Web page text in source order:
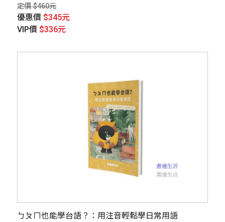
定價 $460元
優惠價 $345元
VIP價 $336元
ㄅㄆㄇ也能學台語？：用注音輕鬆學日常用語